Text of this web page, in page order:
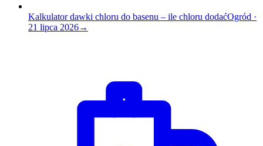
Kalkulator dawki chloru do basenu – ile chloru dodaćOgród ·
21 lipca 2026→